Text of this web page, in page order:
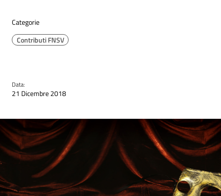
Categorie
Contributi FNSV
Data:
21 Dicembre 2018